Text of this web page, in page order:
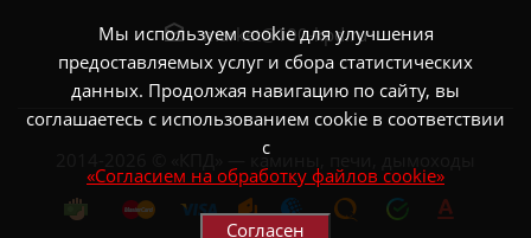
Мы используем cookie для улучшения
предоставляемых услуг и сбора статистических
данных. Продолжая навигацию по сайту, вы
соглашаетесь с использованием cookie в соответствии
с
«Согласием на обработку файлов cookie»
Согласен
market@100-kpd.ru
2014-2026 © «КПД» — камины, печи, дымоходы